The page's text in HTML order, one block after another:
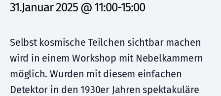
31.Januar 2025 @ 11:00-15:00
Selbst kosmische Teilchen sichtbar machen
wird in einem Workshop mit Nebelkammern
möglich. Wurden mit diesem einfachen
Detektor in den 1930er Jahren spektakuläre